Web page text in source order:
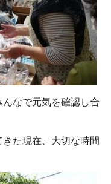
なで元気を確認し合
きた現在、大切な時間